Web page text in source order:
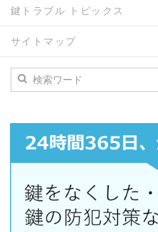
鍵トラブル トピックス
サイトマップ